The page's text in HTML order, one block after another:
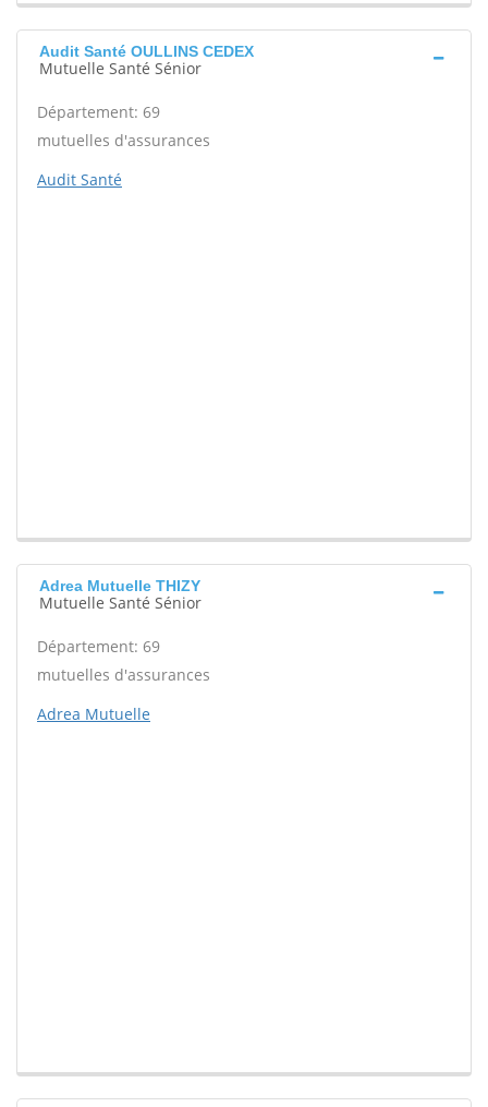
Audit Santé OULLINS CEDEX
Mutuelle Santé Sénior
Département: 69
mutuelles d'assurances
Audit Santé
Adrea Mutuelle THIZY
Mutuelle Santé Sénior
Département: 69
mutuelles d'assurances
Adrea Mutuelle